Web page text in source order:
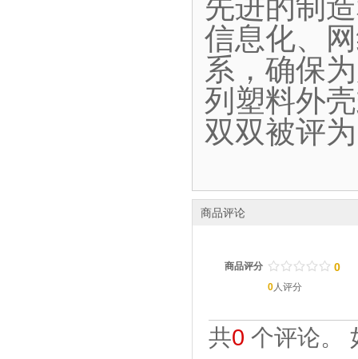
信息化、
系，确保
列塑料外
双双被评
商品评论
商品评分 / / / / /
. . . . . 0
0人评分
共0 个评论。